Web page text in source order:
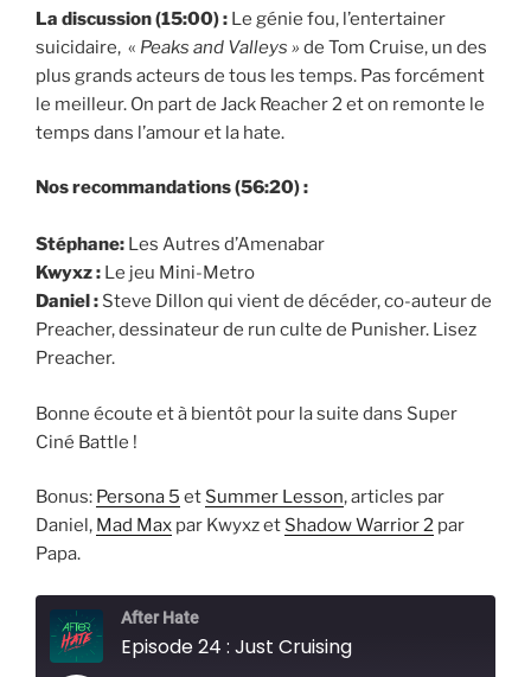
La discussion (15:00) : Le génie fou, l’entertainer
suicidaire, « Peaks and Valleys » de Tom Cruise, un des
plus grands acteurs de tous les temps. Pas forcément
le meilleur. On part de Jack Reacher 2 et on remonte le
temps dans l’amour et la hate.
Nos recommandations (56:20) :
Stéphane: Les Autres d’Amenabar
Kwyxz : Le jeu Mini-Metro
Daniel : Steve Dillon qui vient de décéder, co-auteur de
Preacher, dessinateur de run culte de Punisher. Lisez
Preacher.
Bonne écoute et à bientôt pour la suite dans Super
Ciné Battle !
Bonus: Persona 5 et Summer Lesson, articles par
Daniel, Mad Max par Kwyxz et Shadow Warrior 2 par
Papa.
After Hate
Episode 24 : Just Cruising